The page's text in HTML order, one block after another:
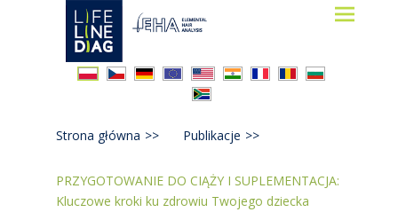
Lifelinediag
Elemental Hair Analysis
Strona główna >> Publikacje >>
PRZYGOTOWANIE DO CIĄŻY I SUPLEMENTACJA:
Kluczowe kroki ku zdrowiu Twojego dziecka